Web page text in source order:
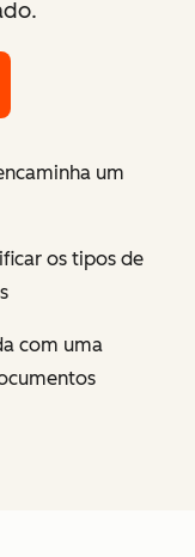
um
os tipos de
com uma